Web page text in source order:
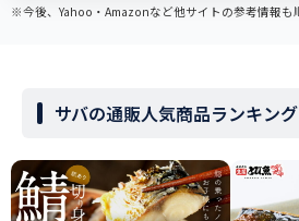
※今後、Yahoo・Amazonなど他サイトの参考情報も
サバの通販人気商品ランキング